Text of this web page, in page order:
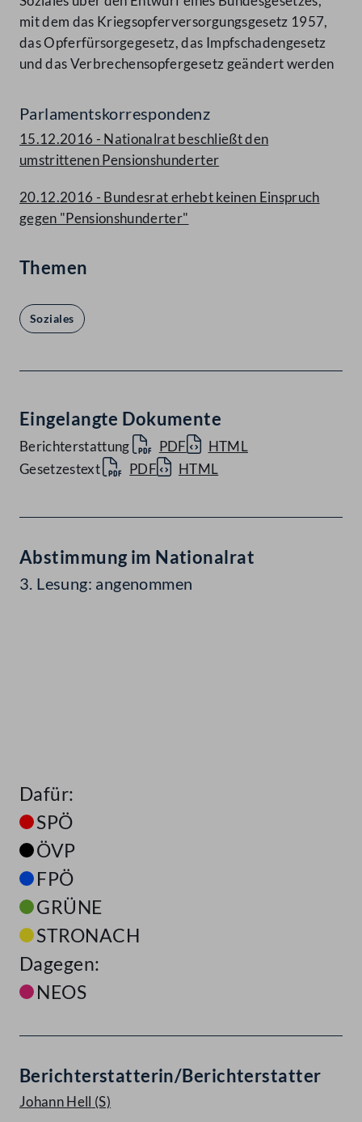
mit dem das Kriegsopferversorgungsgesetz 1957,
das Opferfürsorgegesetz, das Impfschadengesetz
und das Verbrechensopfergesetz geändert werden
Parlamentskorrespondenz
15.12.2016 - Nationalrat beschließt den
umstrittenen Pensionshunderter
20.12.2016 - Bundesrat erhebt keinen Einspruch
gegen "Pensionshunderter"
Themen
Soziales
Eingelangte Dokumente
Berichterstattung PDF
HTML
Gesetzestext
PDF HTML
Abstimmung im Nationalrat
3. Lesung: angenommen
Dafür:
SPÖ
ÖVP
FPÖ
GRÜNE
STRONACH
Dagegen:
NEOS
Berichterstatterin/Berichterstatter
Johann Hell (S)